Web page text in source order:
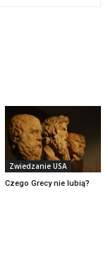
Zwiedzanie USA
Czego Grecy nie lubią?